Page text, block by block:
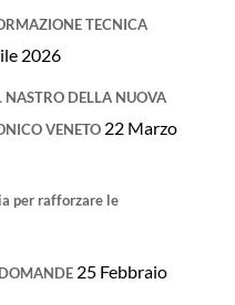
TECNICA
2026
NASTRO DELLA NUOVA
VENETO 22 Marzo
per rafforzare le
25 Febbraio